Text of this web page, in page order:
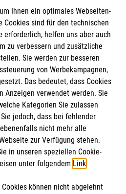
e.V.
1201 2000 12
Ihnen ein optimales Webseiten-
Cookies sind für den technischen
erforderlich, helfen uns aber auch
zu verbessern und zusätzliche
Sie werden zur besseren
von Werbekampagnen,
Das bedeutet, dass Cookies
Anzeigen verwendet werden. Sie
Kategorien Sie zulassen
jedoch, dass bei fehlender
nicht mehr alle
zur Verfügung stehen.
in unseren speziellen Cookie-
unter folgendem Link.
können nicht abgelehnt